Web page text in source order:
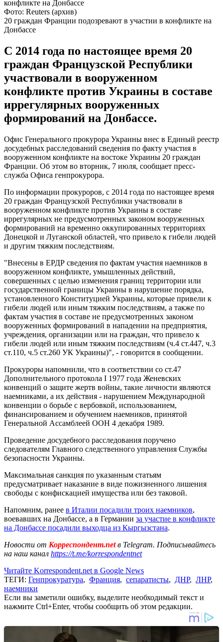
Фото: Reuters (архив)
20 граждан Франции подозревают в участии в конфликте на
Донбассе
С 2014 года по настоящее время 20
граждан Французской Республики
участвовали в вооруженном
конфликте против Украины в составе
иррегулярных вооруженных
формирований на Донбассе.
Офис Генерального прокурора Украины внес в Единый реестр
досудебных расследований сведения по факту участия в
вооруженном конфликте на востоке Украины 20 граждан
Франции. Об этом во вторник, 7 июля, сообщает пресс-
служба Офиса генпрокурора.
По информации прокуроров, с 2014 года по настоящее время
20 граждан Французской Республики участвовали в
вооруженном конфликте против Украины в составе
иррегулярных не предусмотренных законом вооруженных
формирований на временно оккупированных территориях
Донецкой и Луганской областей, что привело к гибели людей
и другим тяжким последствиям.
"Внесены в ЕРДР сведения по фактам участия наемников в
вооруженном конфликте, умышленных действий,
совершенных с целью изменения границ территории или
государственной границы Украины в нарушение порядка,
установленного Конституцией Украины, которые привели к
гибели людей или иным тяжким последствиям, а также по
фактам участия в составе не предусмотренных законом
вооруженных формирований в нападении на предприятия,
учреждения, организации или на граждан, что привело к
гибели людей или иным тяжким последствиям (ч.4 ст.447, ч.3
ст.110, ч.5 ст.260 УК Украины)", - говорится в сообщении.
Прокуроры напомнили, что в соответствии со ст.47
Дополнительного протокола I 1977 года Женевских
конвенций о защите жертв войны, такие личности являются
наемниками, а их действия - нарушением Международной
конвенции о борьбе с вербовкой, использованием,
финансированием и обучением наемников, принятой
Генеральной Ассамблеей ООН 4 декабря 1989.
Проведение досудебного расследования поручено
следователям Главного следственного управления Службы
безопасности Украины.
Максимальная санкция по указанным статьям
предусматривает наказание в виде пожизненного лишения
свободы с конфискацией имущества или без таковой.
Напомним, ранее в Италии посадили троих наемников,
воевавших на Донбассе, а в Германии за участие в конфликте
на Донбассе посадили выходца из Кыргызстана.
Новости от Корреспондент.netв Telegram. Подписывайтесь
на наш канал https://t.me/korrespondentnet
Читайте Korrespondent.net в Google News
ТЕГИ: Генпрокуратура, Франция, сепаратисты, ДНР, ЛНР,
наемники
Если вы заметили ошибку, выделите необходимый текст и
нажмите Ctrl+Enter, чтобы сообщить об этом редакции.